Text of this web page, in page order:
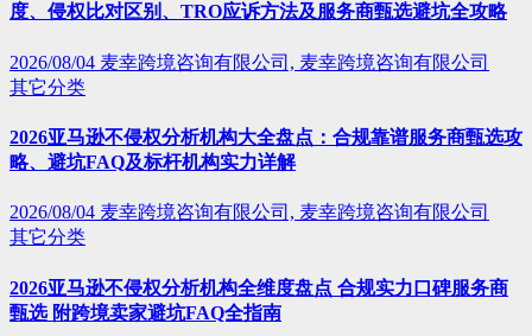
度、侵权比对区别、TRO应诉方法及服务商甄选避坑全攻略
2026/08/04 麦幸跨境咨询有限公司, 麦幸跨境咨询有限公司
其它分类
2026亚马逊不侵权分析机构大全盘点：合规靠谱服务商甄选攻
略、避坑FAQ及标杆机构实力详解
2026/08/04 麦幸跨境咨询有限公司, 麦幸跨境咨询有限公司
其它分类
2026亚马逊不侵权分析机构全维度盘点 合规实力口碑服务商
甄选 附跨境卖家避坑FAQ全指南